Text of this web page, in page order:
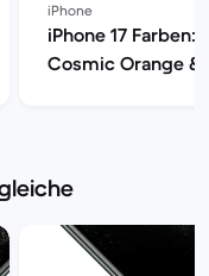
iPhone
iPhone 17 Farben:
Cosmic Orange &